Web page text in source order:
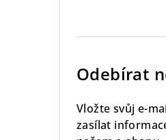
Odebírat
Vložte svůj e-
zasílat